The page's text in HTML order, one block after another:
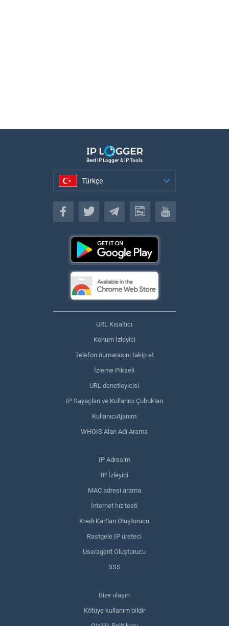
Best IP Logger & IP Tools
Türkçe
Türkçe
URL Kısaltıcı
Konum İzleyici
Telefon numarasını takip et
İzleme Pikseli
URL denetleyicisi
IP Sayaçları ve Kullanıcı Çubukları
KullanıcıAjanım
WHOIS Alan Adı Arama
IP Adresim
IP İzleyici
MAC adresi arama
İnternet hız testi
Kredi Kartları Oluşturucu
Rastgele IP üreteci
Useragent Oluşturucu
SSS
Bize ulaşın
Kötüye kullanım bildir